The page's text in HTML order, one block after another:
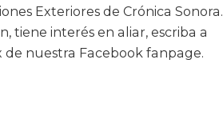
Exteriores de Crónica Sonora.
tiene interés en aliar, escriba a
de nuestra Facebook fanpage.